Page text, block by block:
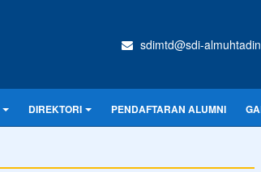
sdimtd@sdi-
DIREKTORI PENDAFTARAN ALUMNI